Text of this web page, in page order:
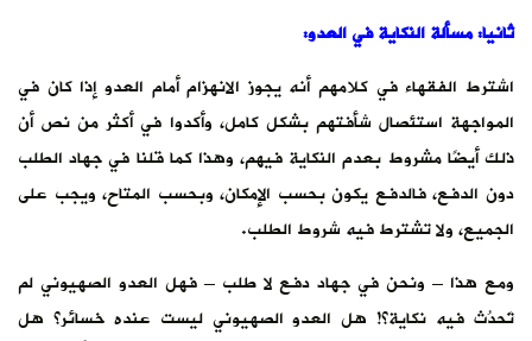
ثانيا: مسألة النكاية في العدو:
اشترط الفقهاء في كلامهم أنه يجوز الانهزام أمام العدو إذا كان في
المواجهة استئصال شأفتهم بشكل كامل، وأكدوا في أكثر من نص أن
ذلك أيضًا مشروط بعدم النكاية فيهم، وهذا كما قلنا في جهاد الطلب
دون الدفع، فالدفع يكون بحسب الإمكان، وبحسب المتاح، ويجب على
الجميع، ولا تشترط فيه شروط الطلب.
ومع هذا – ونحن في جهاد دفع لا طلب – فهل العدو الصهيوني لم
تَحدُث فيه نكاية؟! هل العدو الصهيوني ليست عنده خسائر؟ هل